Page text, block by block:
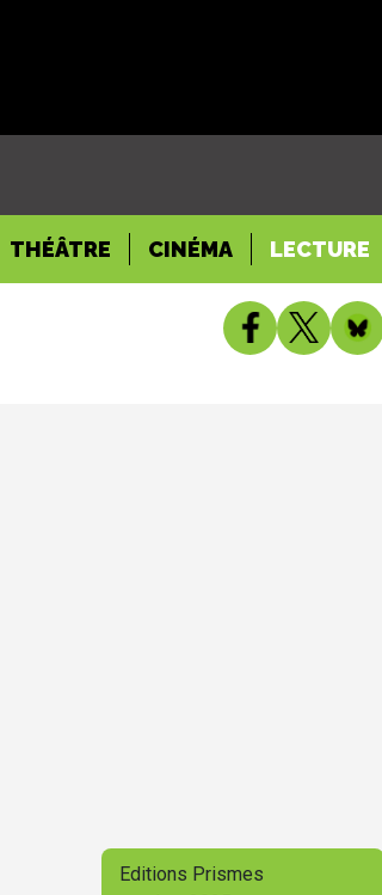
THÉÂTRE CINÉMA LECTURE
Editions Prismes